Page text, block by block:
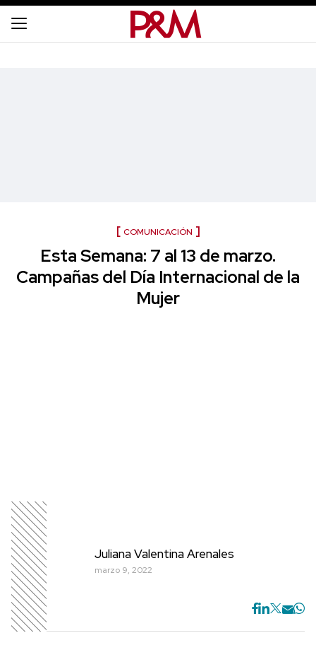
COMUNICACIÓN
Esta Semana: 7 al 13 de marzo.
Campañas del Día Internacional de la
Mujer
Juliana Valentina Arenales
marzo 9, 2022